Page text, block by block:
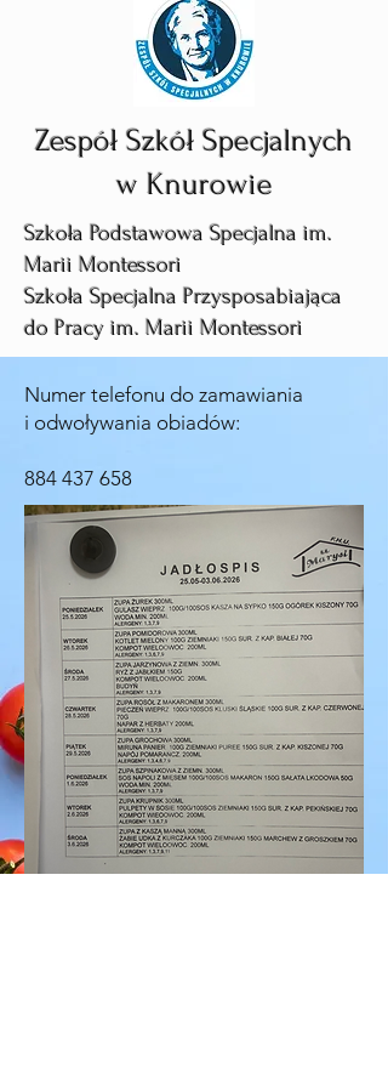
Zespół Szkół Specjalnych
w Knurowie
Szkoła Podstawowa Specjalna im.
Marii Montessori
Szkoła Specjalna Przysposabiająca
do Pracy im. Marii Montessori
Numer telefonu do zamawiania
i odwoływania obiadów:
884 437 658